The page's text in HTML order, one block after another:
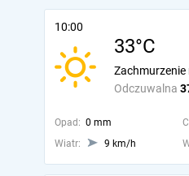
10:00
33°C
Odczuwalna
Zachmurzenie
Opad: 0 mm
Wiatr:
9 km/h